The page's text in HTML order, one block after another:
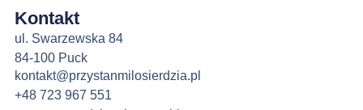
Kontakt
ul. Swarzewska 84
84-100 Puck
kontakt@przystanmilosierdzia.pl
+48 723 967 551